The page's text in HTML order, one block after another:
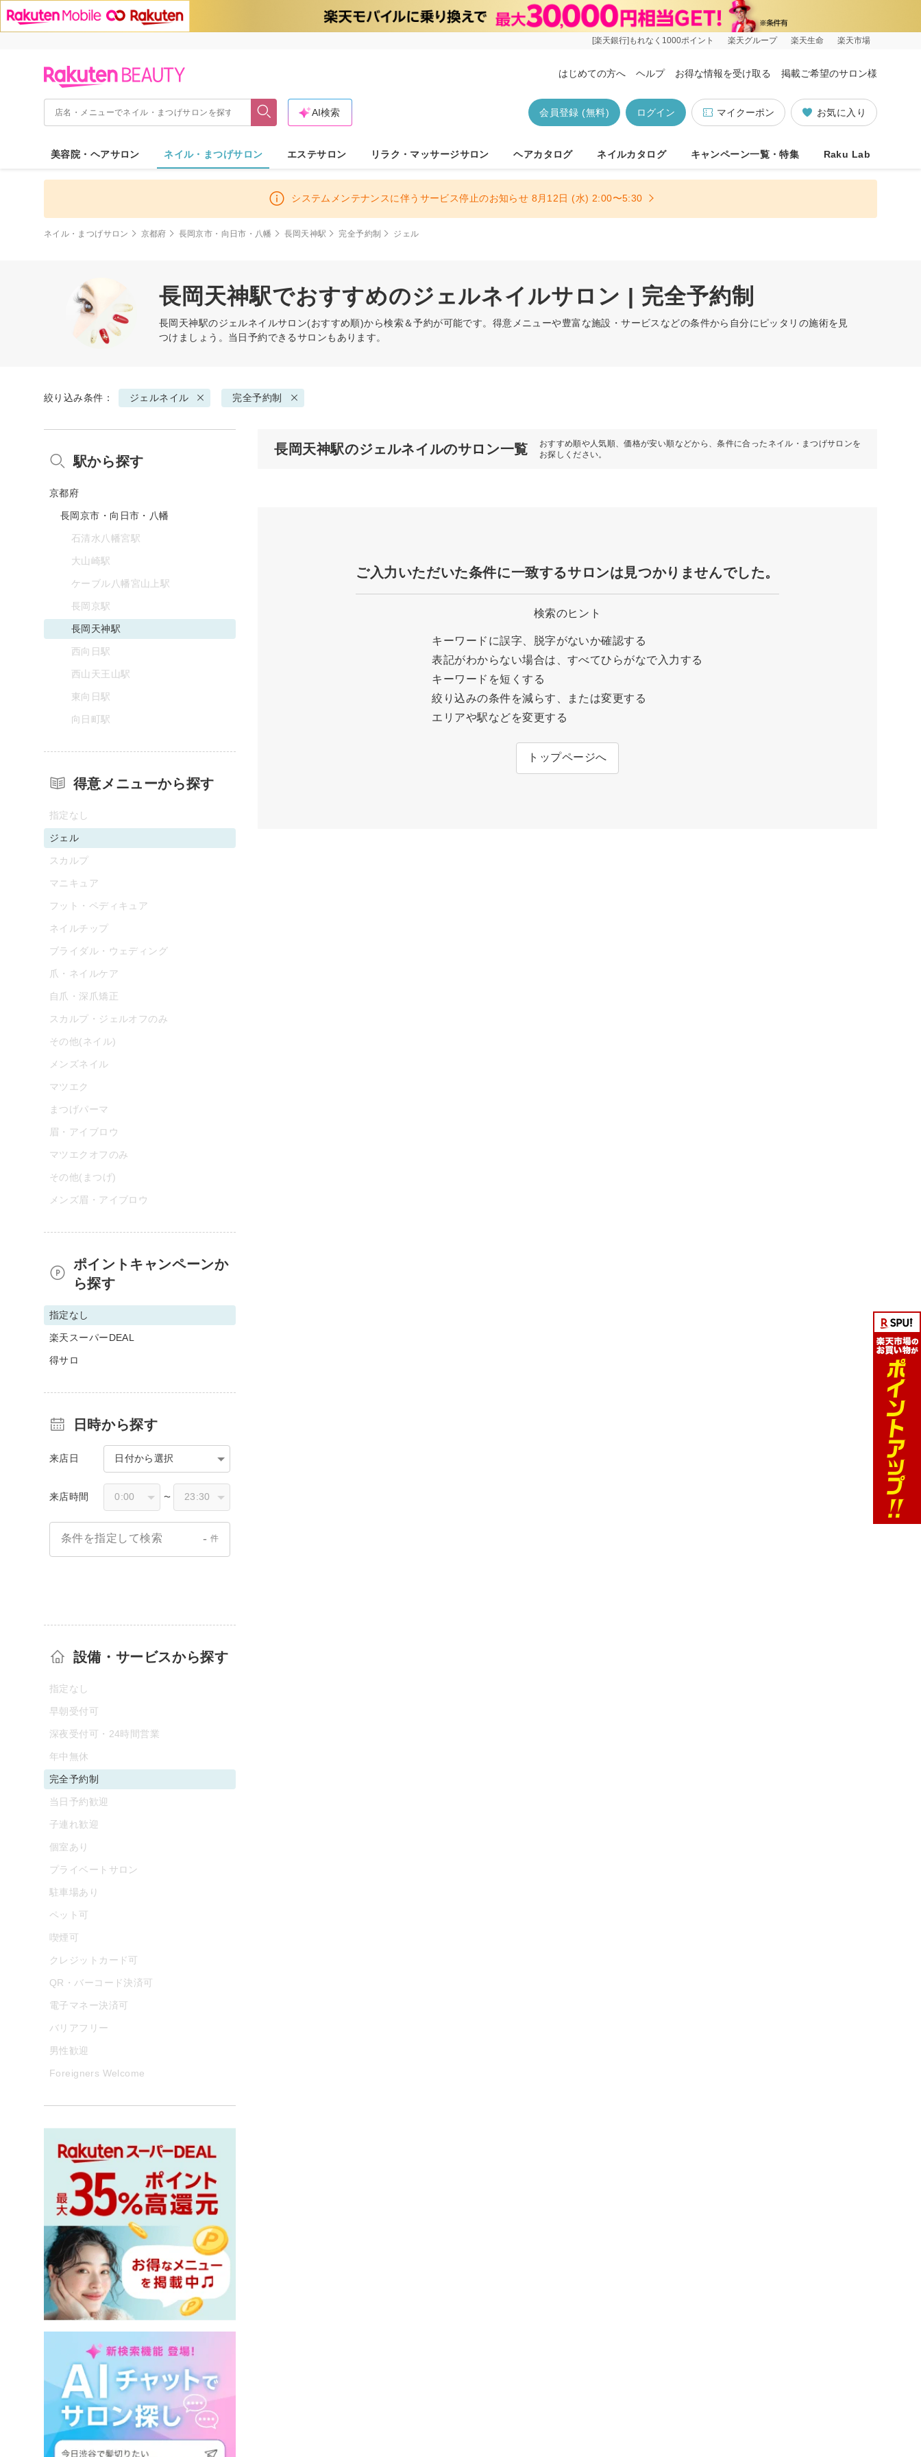
[楽天銀行]もれなく1000ポイント 楽天グループ 楽天生命 楽天市場
はじめての方へ ヘルプ お得な情報を受け取る 掲載ご希望のサロン様
お気に入り
マイクーポン
ログイン
会員登録 (無料)
AI検索
美容院・ヘアサロン ネイル・まつげサロン エステサロン リラク・マッサージサロン ヘアカタログ ネイルカタログ キャンペーン一覧・特集 Raku Lab
システムメンテナンスに伴うサービス停止のお知らせ 8月12日 (水) 2:00〜5:30
ネイル・まつげサロン 京都府 長岡京市・向日市・八幡 長岡天神駅 完全予約制 ジェル
長岡天神駅でおすすめのジェルネイルサロン | 完全予約制
長岡天神駅のジェルネイルサロン(おすすめ順)から検索＆予約が可能です。得意メニューや豊富な施設・サービスなどの条件から自分にピッタリの施術を見
つけましょう。当日予約できるサロンもあります。
絞り込み条件： ジェルネイル 完全予約制
長岡天神駅のジェルネイルのサロン一覧
おすすめ順や人気順、価格が安い順などから、条件に合ったネイル・まつげサロンを
お探しください。
ご入力いただいた条件に一致するサロンは見つかりませんでした。
検索のヒント
キーワードに誤字、脱字がないか確認する
表記がわからない場合は、すべてひらがなで入力する
キーワードを短くする
絞り込みの条件を減らす、または変更する
エリアや駅などを変更する
トップページへ
駅から探す
京都府
長岡京市・向日市・八幡
石清水八幡宮駅
大山崎駅
ケーブル八幡宮山上駅
長岡京駅
長岡天神駅
西向日駅
西山天王山駅
東向日駅
向日町駅
得意メニューから探す
指定なし
ジェル
スカルプ
マニキュア
フット・ペディキュア
ネイルチップ
ブライダル・ウェディング
爪・ネイルケア
自爪・深爪矯正
スカルプ・ジェルオフのみ
その他(ネイル)
メンズネイル
マツエク
まつげパーマ
眉・アイブロウ
マツエクオフのみ
その他(まつげ)
メンズ眉・アイブロウ
ポイントキャンペーンか
ら探す
指定なし
楽天スーパーDEAL
得サロ
日時から探す
来店日 日付から選択
来店時間 〜
条件を指定して検索 - 件
設備・サービスから探す
指定なし
早朝受付可
深夜受付可・24時間営業
年中無休
完全予約制
当日予約歓迎
子連れ歓迎
個室あり
プライベートサロン
駐車場あり
ペット可
喫煙可
クレジットカード可
QR・バーコード決済可
電子マネー決済可
バリアフリー
男性歓迎
Foreigners Welcome